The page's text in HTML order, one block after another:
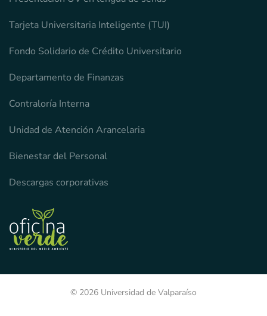
Tarjeta Universitaria Inteligente (TUI)
Fondo Solidario de Crédito Universitario
Departamento de Finanzas
Contraloría Interna
Unidad de Atención Arancelaria
Bienestar del Personal
Descargas corporativas
© 2026 Universidad de Valparaíso